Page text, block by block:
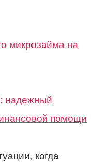
микрозайма на
надежный
помощи
когда